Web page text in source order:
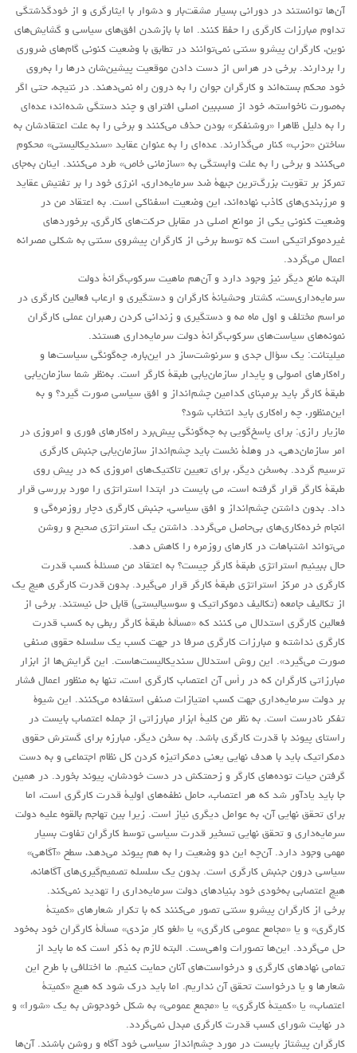
آن‌ها توانستند در دورانی بسیار مشقت‌بار و دشوار با ایثارگری و از خودگذشتگی
تداوم مبارزات کارگری را حفظ کنند. اما با بازشدن افق‌های سیاسی و گشایش‌های
نوین، کارگران پیشرو سنتی نمی‌توانند در تطابق با وضعیت کنونی گام‌های ضروری
را بردارند. برخی در هراس از دست دادن موقعیت پیشین‌شان درها را به‌روی
خود محکم بسته‌اند و کارگران جوان را به درون راه نمی‌دهند. در نتیجه، حتی اگر
به‌صورت ناخواسته، خود از مسببین اصلی افتراق و چند دستگی شده‌اند؛ عده‌ای
را به دلیل ظاهرا «روشنفکر» بودن حذف می‌کنند و برخی را به علت اعتقادشان به
ساختن «حزب» کنار می‌گذارند. عده‌ای را به عنوان عقاید «سندیکالیستی» محکوم
می‌کنند و برخی را به علت وابستگی به «سازمانی خاص» طرد می‌کنند. اینان به‌جای
تمرکز بر تقویت بزرگ‌ترین جبهۀ ضد سرمایه‌داری، انرژی خود را بر تفتیش عقاید
و مرزبندی‌های کاذب نهاده‌اند، این وضعیت اسفناکی است. به اعتقاد من در
وضعیت کنونی یکی از موانع اصلی در مقابل حرکت‌های کارگری، برخوردهای
غیردموکراتیکی است که‌ توسط برخی از کارگران پیشروی سنتی به شکلی مصرانه
اعمال می‌گردد.
البته مانع دیگر نیز وجود دارد و آن‌هم ماهیت سرکوب‌گرانۀ دولت
سرمایه‌داری‌ست، کشتار وحشیانۀ کارگران و دستگیری و ارعاب فعالین کارگری در
مراسم مختلف و اول ماه مه و دستگیری و زندانی کردن رهبران عملی کارگران
نمونه‌های سیاست‌های سرکوب‌گرانۀ دولت سرمایه‌داری هستند.
میلیتانت: يک سؤال جدی و سرنوشت‌ساز در اين‌باره، چه‌گونگی سياست‌ها و
راه‌کارهای اصولی و پايدار سازمان‌يابی طبقۀ کارگر است. به‌نظر شما سازمان‌يابی
طبقۀ کارگر بايد برمبنای کدامين چشم‌انداز و افق سياسی صورت گيرد؟ و به
اين‌منظور، چه راه‌کاری بايد انتخاب شود؟
مازیار رازی: برای پاسخ‌گویی به چه‌گونگی پیش‌برد راه‌کارهای فوری و امروزی در
امر سازمان‌دهی، در وهلۀ نخست باید چشم‌انداز سازمان‌یابی جنبش کارگری
ترسیم گردد. به‌سخن دیگر، برای تعیین تاکتیک‌های امروزی که در پیشِ روی
طبقۀ کارگر قرار گرفته است، می بایست در ابتدا استراتژی را مورد بررسی قرار
داد. بدون داشتن چشم‌انداز و افق سیاسی، جنبش کارگری دچار روزمره‌گی و
انجام خرده‌کاری‌های بی‌حاصل می‌گردد. داشتن یک استراتژی صحیح و روشن
می‌تواند اشتباهات در کارهای روزمره را کاهش دهد.
حال ببینیم استراتژی طبقۀ کارگر چیست؟ به اعتقاد من مسئلۀ کسب قدرت
کارگری در مرکز استراتژی طبقۀ کارگر قرار می‌گیرد. بدون قدرت کارگری هیچ یک
از تکالیف جامعه (تکالیف دموکراتیک و سوسیالیستی) قابل حل نیستند. برخی از
فعالین کارگری استدلال می کنند که «مسألۀ طبقۀ کارگر ربطی به کسب قدرت
کارگری نداشته و مبارزات کارگری صرفا در جهت کسب یک سلسله حقوق صنفی
صورت می‌گیرد». این روش استدلال سندیکالیست‌هاست. این گرایش‌ها از ابزار
مبارزاتی کارگران که در رأس آن اعتصاب کارگری است، تنها به منظور اعمال فشار
بر دولت سرمایه‌داری جهت کسب امتیازات صنفی استفاده می‌کنند. این شیوۀ
تفکر نادرست است. به نظر من کلیۀ ابزار مبارزاتی از جمله اعتصاب بایست در
راستای پیوند با قدرت کارگری باشد. به سخن دیگر، مبارزه برای گسترش حقوق
دمکراتیک باید با هدف نهایی یعنی دمکراتیزه کردن کل نظام اجتماعی و به دست
گرفتن حیات توده‌های کارگر و زحمتکش در دست خودشان، پیوند بخورد. در همین
جا باید یادآور شد که هر اعتصاب، حامل نطفه‌های اوليۀ قدرت کارگری است، اما
برای تحقق نهايی آن، به عوامل ديگری نياز است. زيرا بين تهاجم بالقوه عليه دولت
سرمايه‌داری و تحقق نهايی تسخير قدرت سياسی توسط کارگران‌ تفاوت بسیار
مهمی وجود دارد. آن‌چه اين دو وضعيت را به هم پيوند می‌دهد، سطح «آگاهی»
سياسی درون جنبش‌ کارگری است. بدون يک سلسله تصميم‌گيری‌های آگاهانه،
هيچ اعتصابی به‌خودی خود بنیادهای دولت سرمايه‌داری را تهديد نمی‌کند.
برخی از کارگران پیشرو سنتی تصور می‌کنند که با تکرار شعارهای «کمیتۀ
کارگری» و یا «مجامع عمومی کارگری» یا «لغو کارِ مزدی» مسألۀ کارگران خود به‌خود
حل می‌گردد. این‌ها تصورات واهی‌ست. البته لازم به ذکر است که ما باید از
تمامی نهادهای کارگری و درخواست‌های آنان حمایت کنیم. ما اختلافی با طرح این
شعارها و یا درخواست تحقق آن نداریم. اما باید درک شود که هيچ «کميتۀ
اعتصاب» یا «کمیتۀ کارگری» یا «مجمع عمومی» به شکل خودجوش به يک «شورا» و
در نهایت شورای کسب قدرت کارگری مبدل نمی‌گردد.
کارگران پیشتاز بایست در مورد چشم‌انداز سیاسی خود آگاه و روشن باشند. آن‌ها